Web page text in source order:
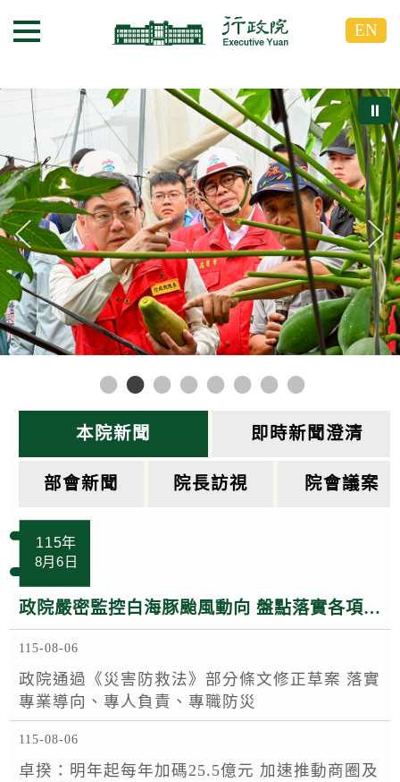
到
塊
G
o
T
o
C
e
n
t
e
r
b
l
到
塊
選單按鈕 EN
⏸
本院新聞 即時新聞澄清
部會新聞 院長訪視 院會議案
115年
8月6日
政院嚴密監控白海豚颱風動向 盤點落實各項防救災整備 呼籲民眾注意颱風訊息避免進入山區海域登高災害危險區域
115-08-06
政院通過《災害防救法》部分條文修正草案 落實
專業導向、專人負責、專職防災
115-08-06
卓揆：明年起每年加碼25.5億元 加速推動商圈及